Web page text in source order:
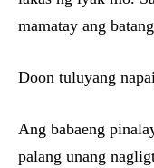
mamatay ang
Doon tuluyang
Ang babaeng
palang unang